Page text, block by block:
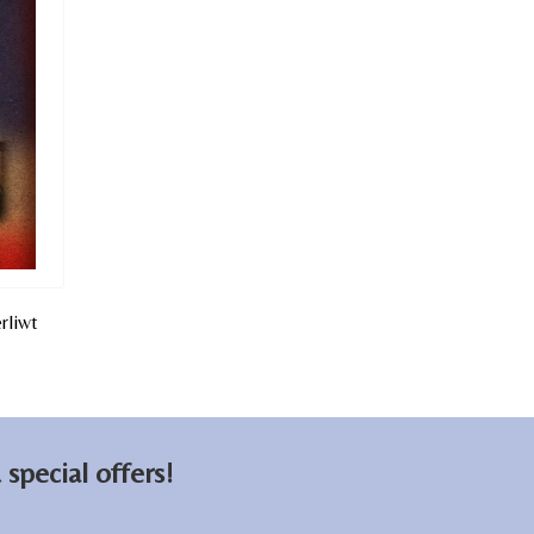
offers!